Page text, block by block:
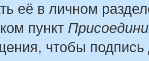
её в личном
пункт
чтобы